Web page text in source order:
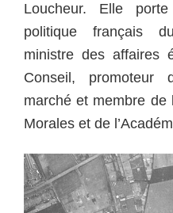
Loucheur. Elle
politique français
ministre des affaires
Conseil, promoteur
marché et membre de
Morales et de